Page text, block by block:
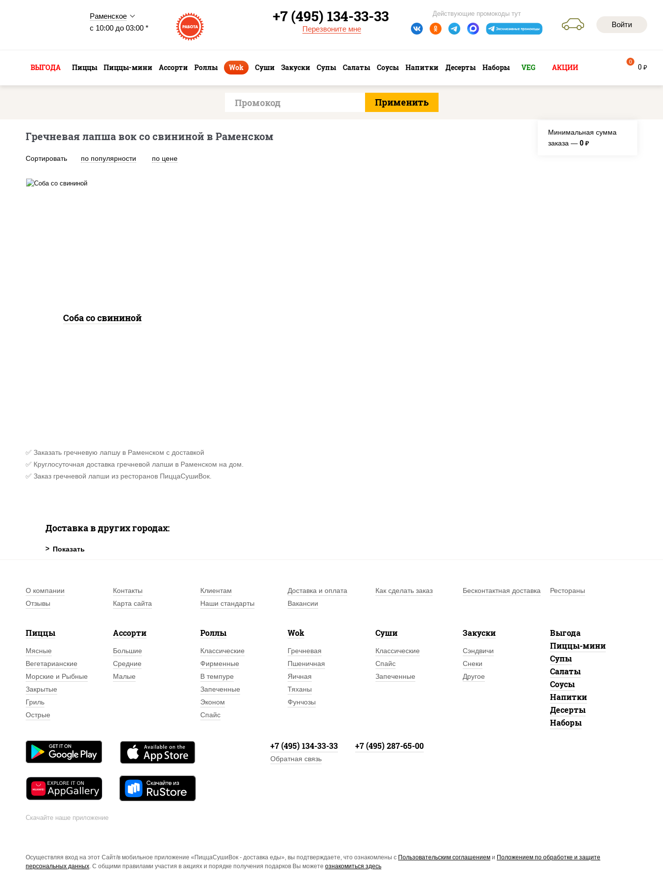
Раменское
с 10:00 до 03:00 *
Войти
Действующие промокоды тут
+7 (495) 134-33-33
Перезвоните мне
ВЫГОДА Пиццы Пиццы-мини Ассорти Роллы Wok Суши Закуски Супы Салаты Соусы Напитки Десерты Наборы VEG АКЦИИ 0 руб
0
Гречневая лапша вок со свининой в Раменском
Сортировать по популярности по цене
Минимальная сумма
заказа — 0 руб.
Соба со свининой
✅ Заказать гречневую лапшу в Раменском с доставкой
✅ Круглосуточная доставка гречневой лапши в Раменском на дом.
✅ Заказ гречневой лапши из ресторанов ПиццаСушиВок.
Доставка в других городах:
О компании Контакты Клиентам Доставка и оплата Как сделать заказ Бесконтактная доставка
Рестораны
Отзывы
Карта сайта Наши стандарты Вакансии
Пиццы
Мясные
Вегетарианские
Морские и Рыбные
Закрытые
Гриль
Острые
Ассорти
Большие
Средние
Малые
Роллы
Классические
Фирменные
В темпуре
Запеченные
Эконом
Спайс
Wok
Гречневая
Пшеничная
Яичная
Тяханы
Фунчозы
Суши
Классические
Спайс
Запеченные
Закуски
Сэндвичи
Снеки
Другое
Выгода
Пиццы-мини
Супы
Салаты
Соусы
Напитки
Десерты
Наборы
Скачайте наше приложение
+7 (495) 134-33-33 +7 (495) 287-65-00
Обратная связь
Осуществляя вход на этот Сайт/в мобильное приложение «ПиццаСушиВок - доставка еды», вы подтверждаете, что ознакомлены с Пользовательским соглашением и Положением по обработке и защите
персональных данных. С общими правилами участия в акциях и порядке получения подарков Вы можете ознакомиться здесь